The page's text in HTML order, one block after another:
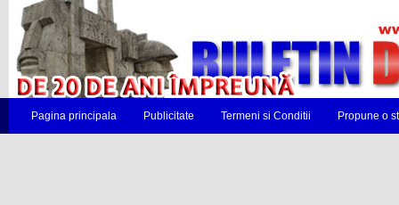
Pagina principala Publicitate Termeni si Conditii Propune o